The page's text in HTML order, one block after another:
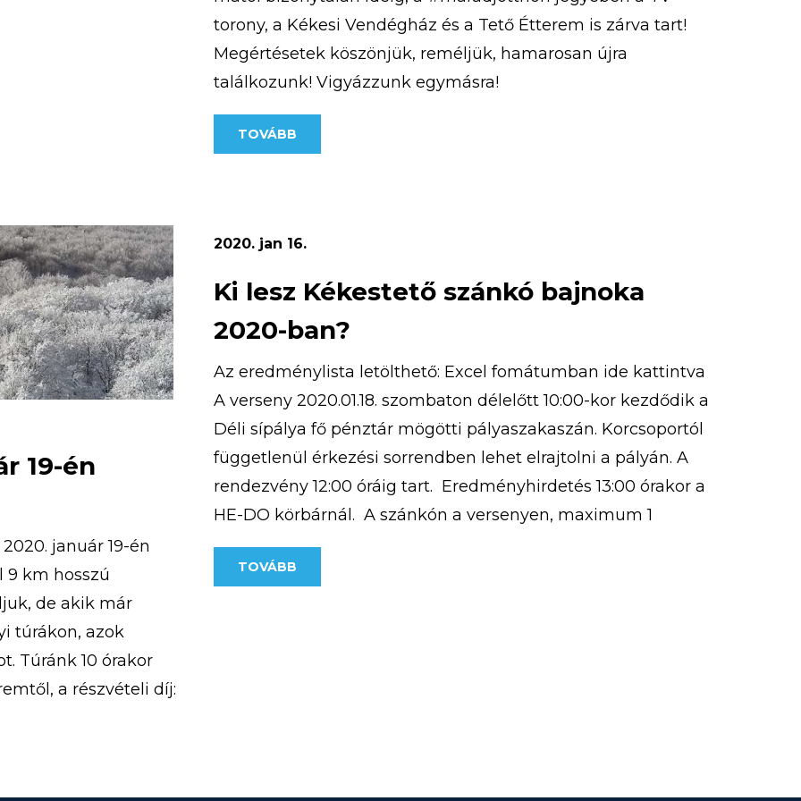
olyan
torony, a Kékesi Vendégház és a Tető Étterem is zárva tart!
Megértésetek köszönjük, reméljük, hamarosan újra
találkozunk! Vigyázzunk egymásra!
TOVÁBB
19-én
január 19-én
9 km hosszú
de akik már
túrákon, azok
Túránk 10 órakor
a részvételi díj:
2020. jan 16.
Ki lesz Kékestető szánkó bajnoka
2020-ban?
Az eredménylista letölthető: Excel fomátumban ide kattintva
A verseny 2020.01.18. szombaton délelőtt 10:00-kor kezdődik a
Déli sípálya fő pénztár mögötti pályaszakaszán. Korcsoportól
függetlenül érkezési sorrendben lehet elrajtolni a pályán. A
rendezvény 12:00 óráig tart. Eredményhirdetés 13:00 órakor a
HE-DO körbárnál. A szánkón a versenyen, maximum 1
személy tartózkodhat. A versenyre korcsoportoknak
megfelelően lehet majd nevezni […]
TOVÁBB